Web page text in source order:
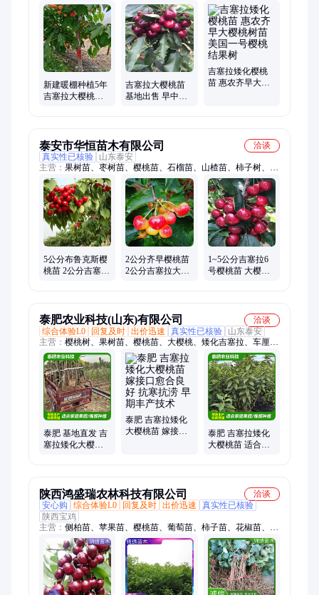
树、葡萄苗、蓝莓树、石榴树、板栗苗、砧木苗、西梅苗、山楂
苗、柿子树、无花果树苗
新建暖棚种植5年
吉塞拉大樱桃
吉塞拉大樱桃苗
基地出售 早中晚
吉塞拉矮化樱桃
苗 惠农齐早大樱
泰安市华恒苗木有限公司
洽谈
真实性已核验
山东泰安
主营： 果树苗、枣树苗、樱桃苗、石榴苗、山楂苗、柿子树、樱
花苗、桃树苗、草莓苗、苹果苗、葡萄苗、杏树苗、梨树苗、板
栗苗
5公分布鲁克斯樱
桃苗 2公分吉塞拉
2公分齐早樱桃苗
2公分吉塞拉大樱
1~5公分吉塞拉6
号樱桃苗 大樱桃
泰肥农业科技(山东)有限公司
洽谈
综合体验L0
回复及时 出价迅速 真实性已核验
山东泰安
主营： 樱桃树、果树苗、樱桃苗、大樱桃、矮化吉塞拉、车厘
子、樱桃小苗、樱桃砧木苗、果硬脆甜根系、矮化樱桃砧木
泰肥 基地直发 吉
塞拉矮化大樱桃
泰肥 吉塞拉矮化
大樱桃苗 嫁接口
泰肥 吉塞拉矮化
大樱桃苗 适合密
陕西鸿盛瑞农林科技有限公司
洽谈
安心购
综合体验L0 回复及时 出价迅速
真实性已核验
陕西宝鸡
主营： 侧柏苗、苹果苗、樱桃苗、葡萄苗、柿子苗、花椒苗、桃
树苗、李子苗、核桃苗、杏树苗、梨树苗、元宝枫、五角枫、紫
叶矮樱、金叶榆、油松苗、红叶李、樱花苗、海棠苗、白皮松、
猕猴桃